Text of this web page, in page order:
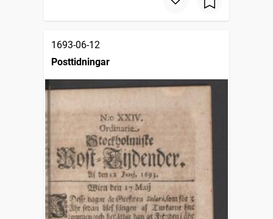
1693-06-12
Posttidningar